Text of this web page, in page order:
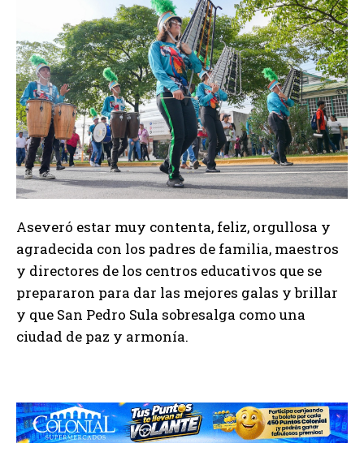
Aseveró estar muy contenta, feliz, orgullosa y
agradecida con los padres de familia, maestros
y directores de los centros educativos que se
prepararon para dar las mejores galas y brillar
y que San Pedro Sula sobresalga como una
ciudad de paz y armonía.